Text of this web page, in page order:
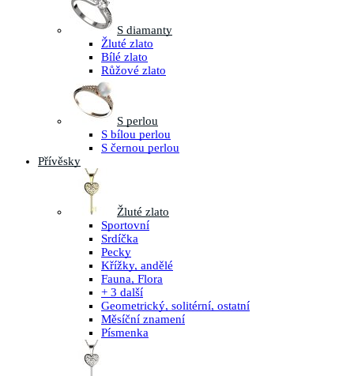
S diamanty
Žluté zlato
Bílé zlato
Růžové zlato
S perlou
S bílou perlou
S černou perlou
Přívěsky
Žluté zlato
Sportovní
Srdíčka
Pecky
Křížky, andělé
Fauna, Flora
+ 3 další
Geometrický, solitérní, ostatní
Měsíční znamení
Písmenka